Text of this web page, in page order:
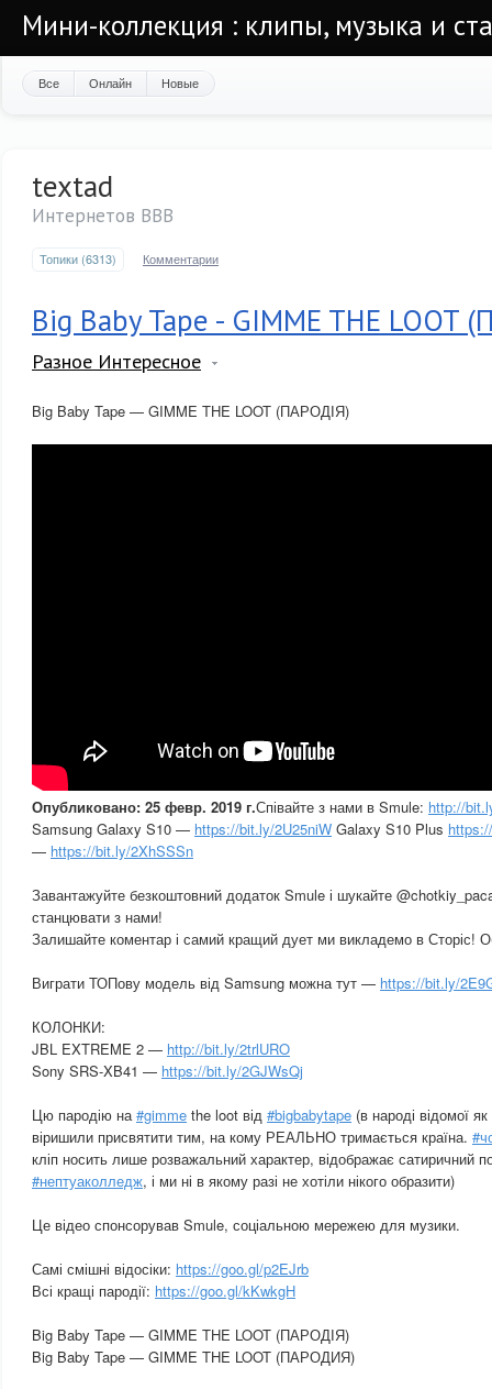
Мини-коллекция : клипы, музыка и
Все Онлайн Новые
textad
Интернетов ВВВ
Топики (6313) Комментарии
Big Baby Tape - GIMME THE LOOT
Разное Интересное
Big Baby Tape — GIMME THE LOOT (ПАРОДІЯ)
Опубликовано: 25 февр. 2019 г.Співайте з нами в Smule: http://
Samsung Galaxy S10 — https://bit.ly/2U25niW Galaxy S10 Plus
— https://bit.ly/2XhSSSn
Завантажуйте безкоштовний додаток Smule і шукайте
станцювати з нами!
Залишайте коментар і самий кращий дует ми викладемо в Сторіс!
Виграти ТОПову модель від Samsung можна тут — https://bit.ly/
КОЛОНКИ:
JBL EXTREME 2 — http://bit.ly/2trlURO
Sony SRS-XB41 — https://bit.ly/2GJWsQj
Цю пародію на#gimme the loot від #bigbabytape (в народі відомої як
віришили присвятити тим, на кому РЕАЛЬНО тримається країна.
кліп носить лише розважальний характер, відображає сатиричний
#нептуаколледж, і ми ні в якому разі не хотіли нікого образити)
Це відео спонсорував Smule, соціальною мережею для музики.
Самі смішні відосіки: https://goo.gl/p2EJrb
Всі кращі пародії: https://goo.gl/kKwkgH
Big Baby Tape — GIMME THE LOOT (ПАРОДІЯ)
Big Baby Tape — GIMME THE LOOT (ПАРОДИЯ)